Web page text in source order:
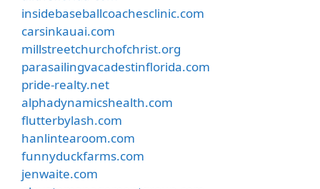
insidebaseballcoachesclinic.com
carsinkauai.com
millstreetchurchofchrist.org
parasailingvacadestinflorida.com
pride-realty.net
alphadynamicshealth.com
flutterbylash.com
hanlintearoom.com
funnyduckfarms.com
jenwaite.com